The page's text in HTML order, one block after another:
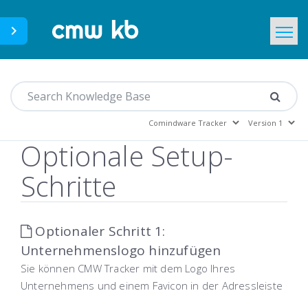
Optionale Setup-
Schritte
Optionaler Schritt 1:
Unternehmenslogo hinzufügen
Sie können CMW Tracker mit dem Logo Ihres
Unternehmens und einem Favicon in der Adressleiste